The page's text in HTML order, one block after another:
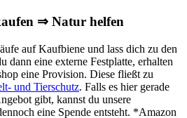
⇒ Natur helfen
auf Kaufbiene und lass dich zu den
dann eine externe Festplatte, erhalten
eine Provision. Diese fließt zu
und Tierschutz. Falls es hier gerade
gibt, kannst du unsere
eine Spende entsteht. *Amazon